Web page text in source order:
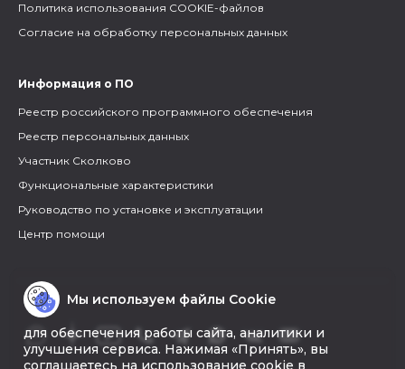
Политика использования COOKIE-файлов
Согласие на обработку персональных данных
Информация о ПО
Реестр российского программного обеспечения
Реестр персональных данных
Участник Сколково
Функциональные характеристики
Руководство по установке и эксплуатации
Центр помощи
Мы используем файлы Cookie
для обеспечения работы сайта, аналитики и
улучшения сервиса. Нажимая «Принять», вы
соглашаетесь на использование cookie в